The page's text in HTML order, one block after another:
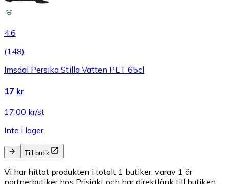
4.6
(148)
Imsdal Persika Stilla Vatten PET 65cl
17 kr
17,00 kr/st
Inte i lager
Till butik
Vi har hittat produkten i totalt 1 butiker, varav 1 är
partnerbutiker hos Prisjakt och har direktlänk till butiken.